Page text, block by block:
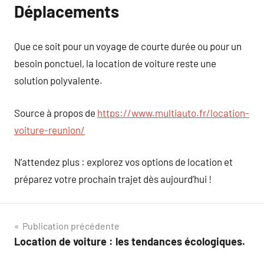
Déplacements
Que ce soit pour un voyage de courte durée ou pour un
besoin ponctuel, la location de voiture reste une
solution polyvalente.
Source à propos de https://www.multiauto.fr/location-
voiture-reunion/
N’attendez plus : explorez vos options de location et
préparez votre prochain trajet dès aujourd’hui !
Navigation
de
Publication précédente
Location de voiture : les tendances écologiques.